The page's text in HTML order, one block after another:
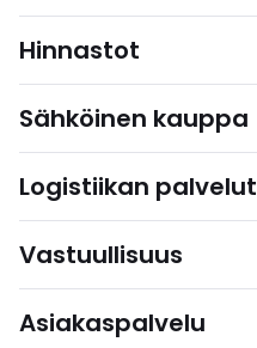
Hinnastot
Sähköinen kauppa
Logistiikan palvelut
Vastuullisuus
Asiakaspalvelu